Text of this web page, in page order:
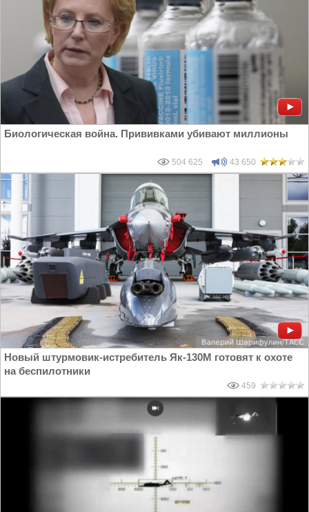
Биологическая война. Прививками убивают миллионы
504 625 43 650
Новый штурмовик-истребитель Як-130М готовят к охоте
на беспилотники
459